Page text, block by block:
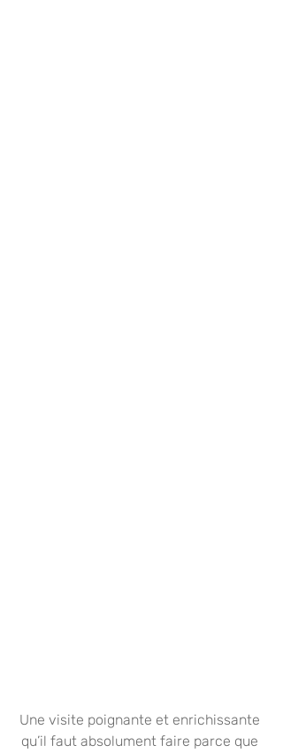
Une visite poignante et enrichissante
qu’il faut absolument faire parce que